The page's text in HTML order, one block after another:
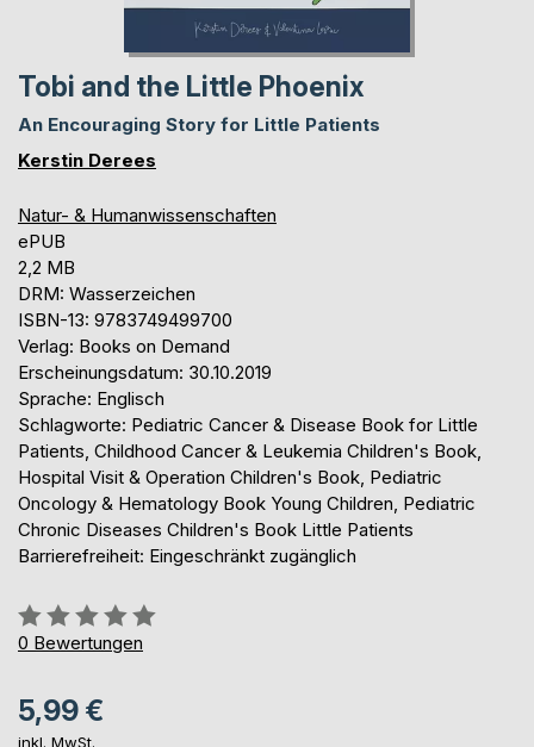
Tobi and the Little Phoenix
An Encouraging Story for Little Patients
Kerstin Derees
Natur- & Humanwissenschaften
ePUB
2,2 MB
DRM: Wasserzeichen
ISBN-13: 9783749499700
Verlag: Books on Demand
Erscheinungsdatum: 30.10.2019
Sprache: Englisch
Schlagworte: Pediatric Cancer & Disease Book for Little
Patients, Childhood Cancer & Leukemia Children's Book,
Hospital Visit & Operation Children's Book, Pediatric
Oncology & Hematology Book Young Children, Pediatric
Chronic Diseases Children's Book Little Patients
Barrierefreiheit: Eingeschränkt zugänglich
Bewertung::
0%
0 Bewertungen
5,99 €
inkl. MwSt.